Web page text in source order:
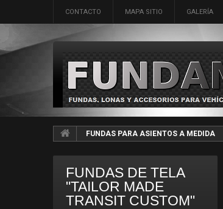
CONTACTO MAPA SITIO GALERÍA
FUNDAS PARA ASIENTOS A MEDIDA
FUNDAS DE TELA
"TAILOR MADE
TRANSIT CUSTOM"